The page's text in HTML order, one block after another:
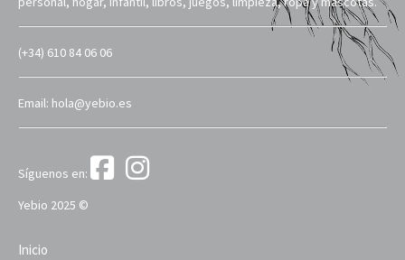
(+34) 610 84 06 06
Email: hola@yebio.es
Síguenos en:
Yebio 2025 ©
Inicio